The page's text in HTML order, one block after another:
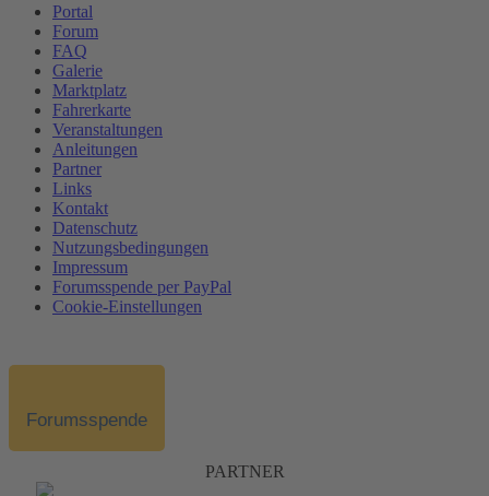
Portal
Forum
FAQ
Galerie
Marktplatz
Fahrerkarte
Veranstaltungen
Anleitungen
Partner
Links
Kontakt
Datenschutz
Nutzungsbedingungen
Impressum
Forumsspende per PayPal
Cookie-Einstellungen
Forumsspende
PARTNER